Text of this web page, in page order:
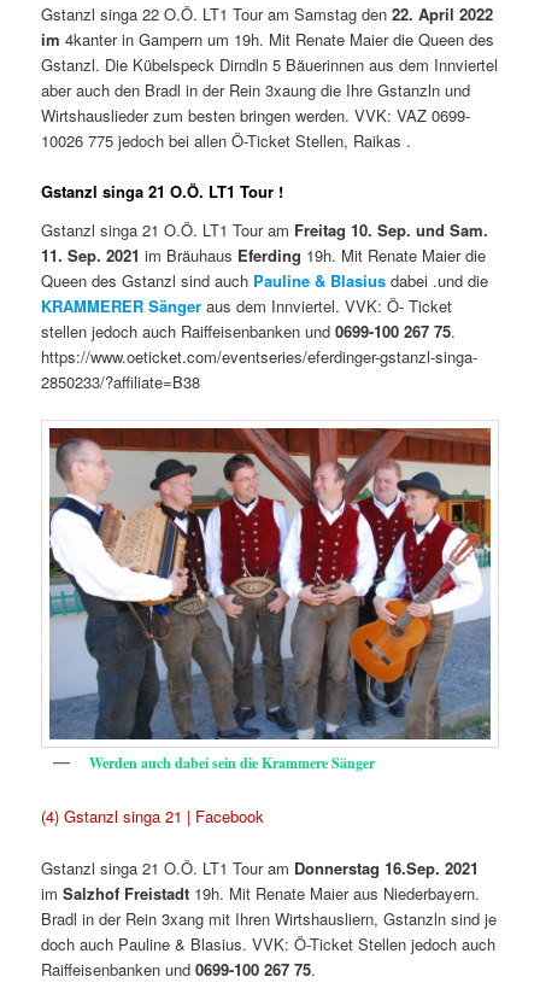
Gstanzl singa 22 O.Ö. LT1 Tour am Samstag den22. April 2022
im4kanter in Gampern um 19h. Mit Renate Maier die Queen des
Gstanzl. Die Kübelspeck Dirndln 5 Bäuerinnen aus dem Innviertel
aber auch den Bradl in der Rein 3xaung die Ihre Gstanzln und
Wirtshauslieder zum besten bringen werden. VVK: VAZ 0699-
10026 775 jedoch bei allen Ö-Ticket Stellen, Raikas .
Gstanzl singa 21 O.Ö. LT1 Tour !
Gstanzl singa 21 O.Ö. LT1 Tour am Freitag 10. Sep. und Sam.
11. Sep. 2021 im Bräuhaus Eferding 19h. Mit Renate Maier die
Queen des Gstanzl sind auch Pauline & Blasius dabei .und die
KRAMMERER Sänger aus dem Innviertel. VVK: Ö- Ticket
stellen jedoch auch Raiffeisenbanken und 0699-100 267 75.
https://www.oeticket.com/eventseries/eferdinger-gstanzl-singa-
2850233/?affiliate=B38
Werden auch dabei sein die Krammere Sänger
(4) Gstanzl singa 21 | Facebook
Gstanzl singa 21 O.Ö. LT1 Tour am Donnerstag 16.Sep. 2021
imSalzhof Freistadt 19h. Mit Renate Maier aus Niederbayern.
Bradl in der Rein 3xang mit Ihren Wirtshausliern, Gstanzln sind je
doch auch Pauline & Blasius. VVK: Ö-Ticket Stellen jedoch auch
Raiffeisenbanken und0699-100 267 75.